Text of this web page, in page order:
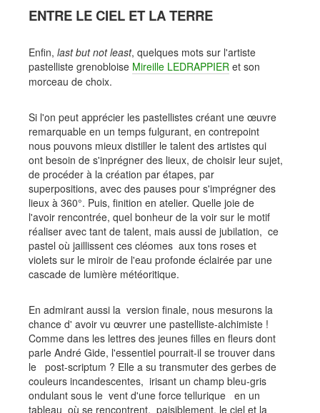
ENTRE LE CIEL ET LA TERRE
Enfin, last but not least, quelques mots sur l'artiste
pastelliste grenobloise Mireille LEDRAPPIER et son
morceau de choix.
Si l'on peut apprécier les pastellistes créant une œuvre
remarquable en un temps fulgurant, en contrepoint
nous pouvons mieux distiller le talent des artistes qui
ont besoin de s'inprégner des lieux, de choisir leur sujet,
de procéder à la création par étapes, par
superpositions, avec des pauses pour s'imprégner des
lieux à 360°. Puis, finition en atelier. Quelle joie de
l'avoir rencontrée, quel bonheur de la voir sur le motif
réaliser avec tant de talent, mais aussi de jubilation, ce
pastel où jaillissent ces cléomes aux tons roses et
violets sur le miroir de l'eau profonde éclairée par une
cascade de lumière météoritique.
En admirant aussi la version finale, nous mesurons la
chance d' avoir vu œuvrer une pastelliste-alchimiste !
Comme dans les lettres des jeunes filles en fleurs dont
parle André Gide, l'essentiel pourrait-il se trouver dans
le post-scriptum ? Elle a su transmuter des gerbes de
couleurs incandescentes, irisant un champ bleu-gris
ondulant sous le vent d'une force tellurique en un
tableau où se rencontrent, paisiblement, le ciel et la